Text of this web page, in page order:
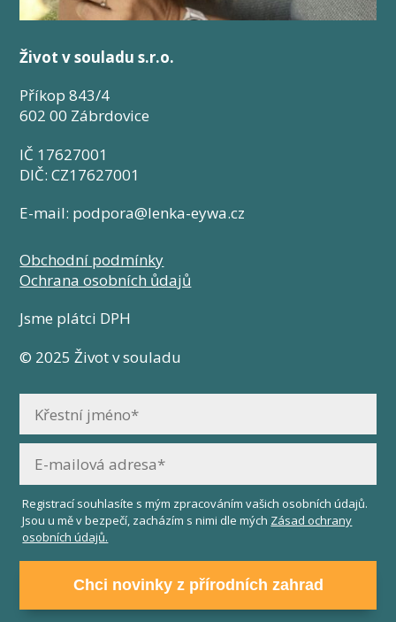
Život v souladu s.r.o.
Příkop 843/4
602 00 Zábrdovice
IČ 17627001
DIČ: CZ17627001
E-mail: podpora@lenka-eywa.cz
Obchodní podmínky
Ochrana osobních ůdajů
Jsme plátci DPH
© 2025 Život v souladu
Registrací souhlasíte s mým zpracováním vašich osobních údajů.
Jsou u mě v bezpečí, zacházím s nimi dle mých Zásad ochrany
osobních údajů.
Chci novinky z přírodních zahrad